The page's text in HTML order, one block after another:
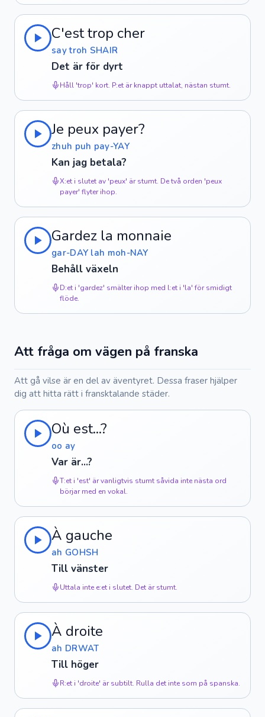
C'est trop cher
say troh SHAIR
Det är för dyrt
Håll 'trop' kort. P:et är knappt uttalat, nästan stumt.
Je peux payer?
zhuh puh pay-YAY
Kan jag betala?
X:et i slutet av 'peux' är stumt. De två orden 'peux
payer' flyter ihop.
Gardez la monnaie
gar-DAY lah moh-NAY
Behåll växeln
D:et i 'gardez' smälter ihop med l:et i 'la' för smidigt
flöde.
Att fråga om vägen på franska
Att gå vilse är en del av äventyret. Dessa fraser hjälper
dig att hitta rätt i fransktalande städer.
Où est...?
oo ay
Var är...?
T:et i 'est' är vanligtvis stumt såvida inte nästa ord
börjar med en vokal.
À gauche
ah GOHSH
Till vänster
Uttala inte e:et i slutet. Det är stumt.
À droite
ah DRWAT
Till höger
R:et i 'droite' är subtilt. Rulla det inte som på spanska.